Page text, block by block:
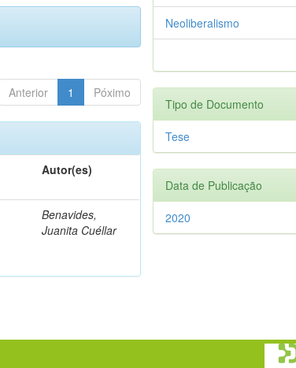
Anterior 1 Póximo
Autor(es)
Benavides,
Juanita Cuéllar
Neoliberalismo
Tipo de Documento
Tese
Data de Publicação
2020